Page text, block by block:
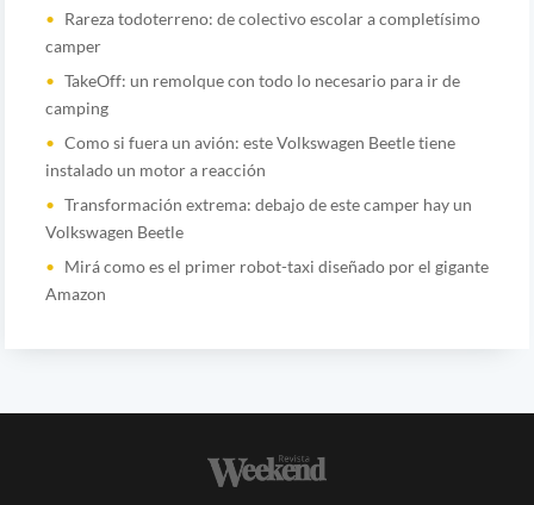
Rareza todoterreno: de colectivo escolar a completísimo
camper
TakeOff: un remolque con todo lo necesario para ir de
camping
Como si fuera un avión: este Volkswagen Beetle tiene
instalado un motor a reacción
Transformación extrema: debajo de este camper hay un
Volkswagen Beetle
Mirá como es el primer robot-taxi diseñado por el gigante
Amazon